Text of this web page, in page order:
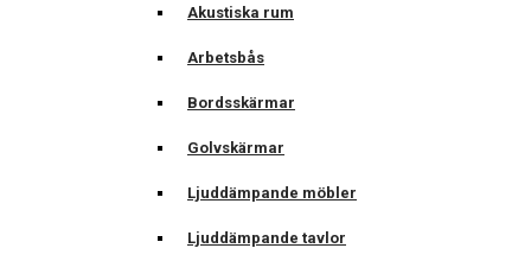
Akustiska rum
Arbetsbås
Bordsskärmar
Golvskärmar
Ljuddämpande möbler
Ljuddämpande tavlor